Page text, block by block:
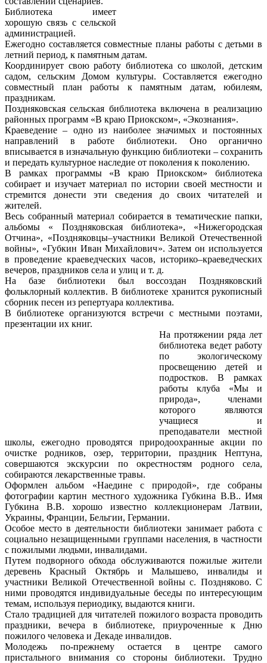
Библиотека имеет
хорошую связь с сельской
администрацией.
Ежегодно составляется совместные планы работы с детьми в
летний период, к памятным датам.
Координирует свою работу библиотека со школой, детским
садом, сельским Домом культуры. Составляется ежегодно
совместный план работы к памятным датам, юбилеям,
праздникам.
Поздняковская сельская библиотека включена в реализацию
районных программ «В краю Приокском», «Экознания».
Краеведение – одно из наиболее значимых и постоянных
направлений в работе библиотеки. Оно органично
вписывается в изначальную функцию библиотеки – сохранить
и передать культурное наследие от поколения к поколению.
В рамках программы «В краю Приокском» библиотека
собирает и изучает материал по истории своей местности и
стремится донести эти сведения до своих читателей и
жителей.
Весь собранный материал собирается в тематические папки,
альбомы « Поздняковская библиотека», «Нижегородская
Отчина», «Поздняковцы–участники Великой Отечественной
войны», «Губкин Иван Михайлович». Затем он используется
в проведение краеведческих часов, историко–краеведческих
вечеров, праздников села и улиц и т. д.
На базе библиотеки был воссоздан Поздняковский
фольклорный коллектив. В библиотеке хранится рукописный
сборник песен из репертуара коллектива.
В библиотеке организуются встречи с местными поэтами,
презентации их книг.
На протяжении ряда лет
библиотека ведет работу
по экологическому
просвещению детей и
подростков. В рамках
работы клуба «Мы и
природа», членами
которого являются
учащиеся и
преподаватели местной
школы, ежегодно проводятся природоохранные акции по
очистке родников, озер, территории, праздник Нептуна,
совершаются экскурсии по окрестностям родного села,
собираются лекарственные травы.
Оформлен альбом «Наедине с природой», где собраны
фотографии картин местного художника Губкина В.В.. Имя
Губкина В.В. хорошо известно коллекционерам Латвии,
Украины, Франции, Бельгии, Германии.
Особое место в деятельности библиотеки занимает работа с
социально незащищенными группами населения, в частности
с пожилыми людьми, инвалидами.
Путем подворного обхода обслуживаются пожилые жители
деревень Красный Октябрь и Малышево, инвалиды и
участники Великой Отечественной войны с. Поздняково. С
ними проводятся индивидуальные беседы по интересующим
темам, используя периодику, выдаются книги.
Стало традицией для читателей пожилого возраста проводить
праздники, вечера в библиотеке, приуроченные к Дню
пожилого человека и Декаде инвалидов.
Молодежь по-прежнему остается в центре самого
пристального внимания со стороны библиотеки. Трудно